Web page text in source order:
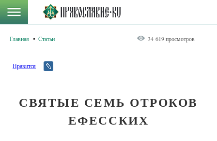
Главная Статьи 34 619 просмотров
Нравится
СВЯТЫЕ СЕМЬ ОТРОКОВ
ЕФЕССКИХ